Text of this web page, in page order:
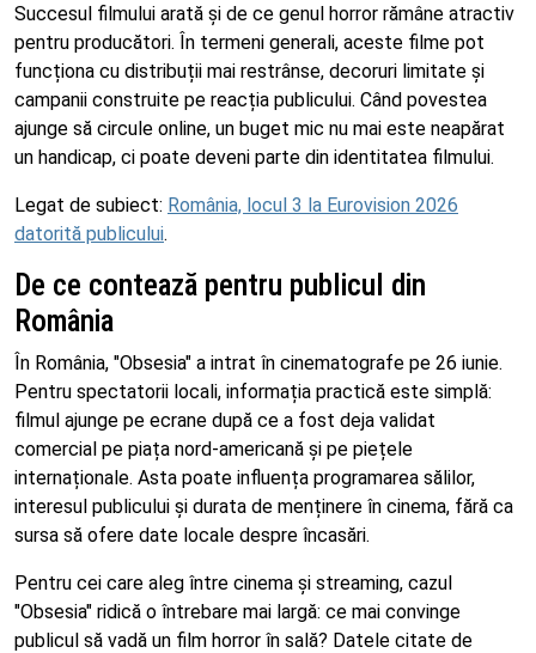
Succesul filmului arată și de ce genul horror rămâne atractiv
pentru producători. În termeni generali, aceste filme pot
funcționa cu distribuții mai restrânse, decoruri limitate și
campanii construite pe reacția publicului. Când povestea
ajunge să circule online, un buget mic nu mai este neapărat
un handicap, ci poate deveni parte din identitatea filmului.
Legat de subiect: România, locul 3 la Eurovision 2026
datorită publicului.
De ce contează pentru publicul din
România
În România, "Obsesia" a intrat în cinematografe pe 26 iunie.
Pentru spectatorii locali, informația practică este simplă:
filmul ajunge pe ecrane după ce a fost deja validat
comercial pe piața nord-americană și pe piețele
internaționale. Asta poate influența programarea sălilor,
interesul publicului și durata de menținere în cinema, fără ca
sursa să ofere date locale despre încasări.
Pentru cei care aleg între cinema și streaming, cazul
"Obsesia" ridică o întrebare mai largă: ce mai convinge
publicul să vadă un film horror în sală? Datele citate de